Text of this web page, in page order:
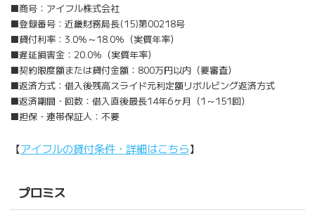
■商号：アイフル株式会社
■登録番号：近畿財務局長(15)第00218号
■貸付利率：3.0％～18.0％（実質年率）
■遅延損害金：20.0％（実質年率）
■契約限度額または貸付金額：800万円以内（要審査）
■返済方式：借入後残高スライド元利定額リボルビング返済方式
■返済期間・回数：借入直後最長14年6ヶ月（1～151回）
■担保・連帯保証人：不要
【アイフルの貸付条件・詳細はこちら】
プロミス